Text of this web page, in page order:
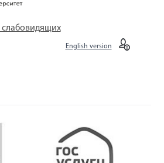
слабовидящих
English version